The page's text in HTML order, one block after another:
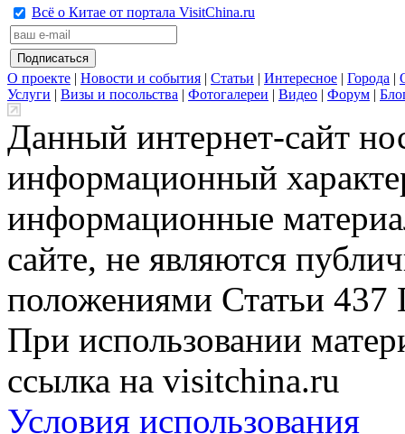
Всё о Китае от портала VisitChina.ru
О проекте | Новости и события | Статьи | Интересное | Города |
Услуги | Визы и посольства | Фотогалереи | Видео | Форум |
Данный интернет-сайт
информационный
информационные
сайте, не являются
положениями Статьи 437
При использовании
ссылка на visitchina.ru
Условия использования